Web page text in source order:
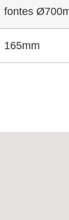
fontes
165mm